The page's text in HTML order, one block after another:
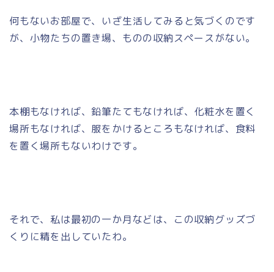
何もないお部屋で、いざ生活してみると気づくのです
が、小物たちの置き場、ものの収納スペースがない。
本棚もなければ、鉛筆たてもなければ、化粧水を置く
場所もなければ、服をかけるところもなければ、食料
を置く場所もないわけです。
それで、私は最初の一か月などは、この収納グッズづ
くりに精を出していたわ。